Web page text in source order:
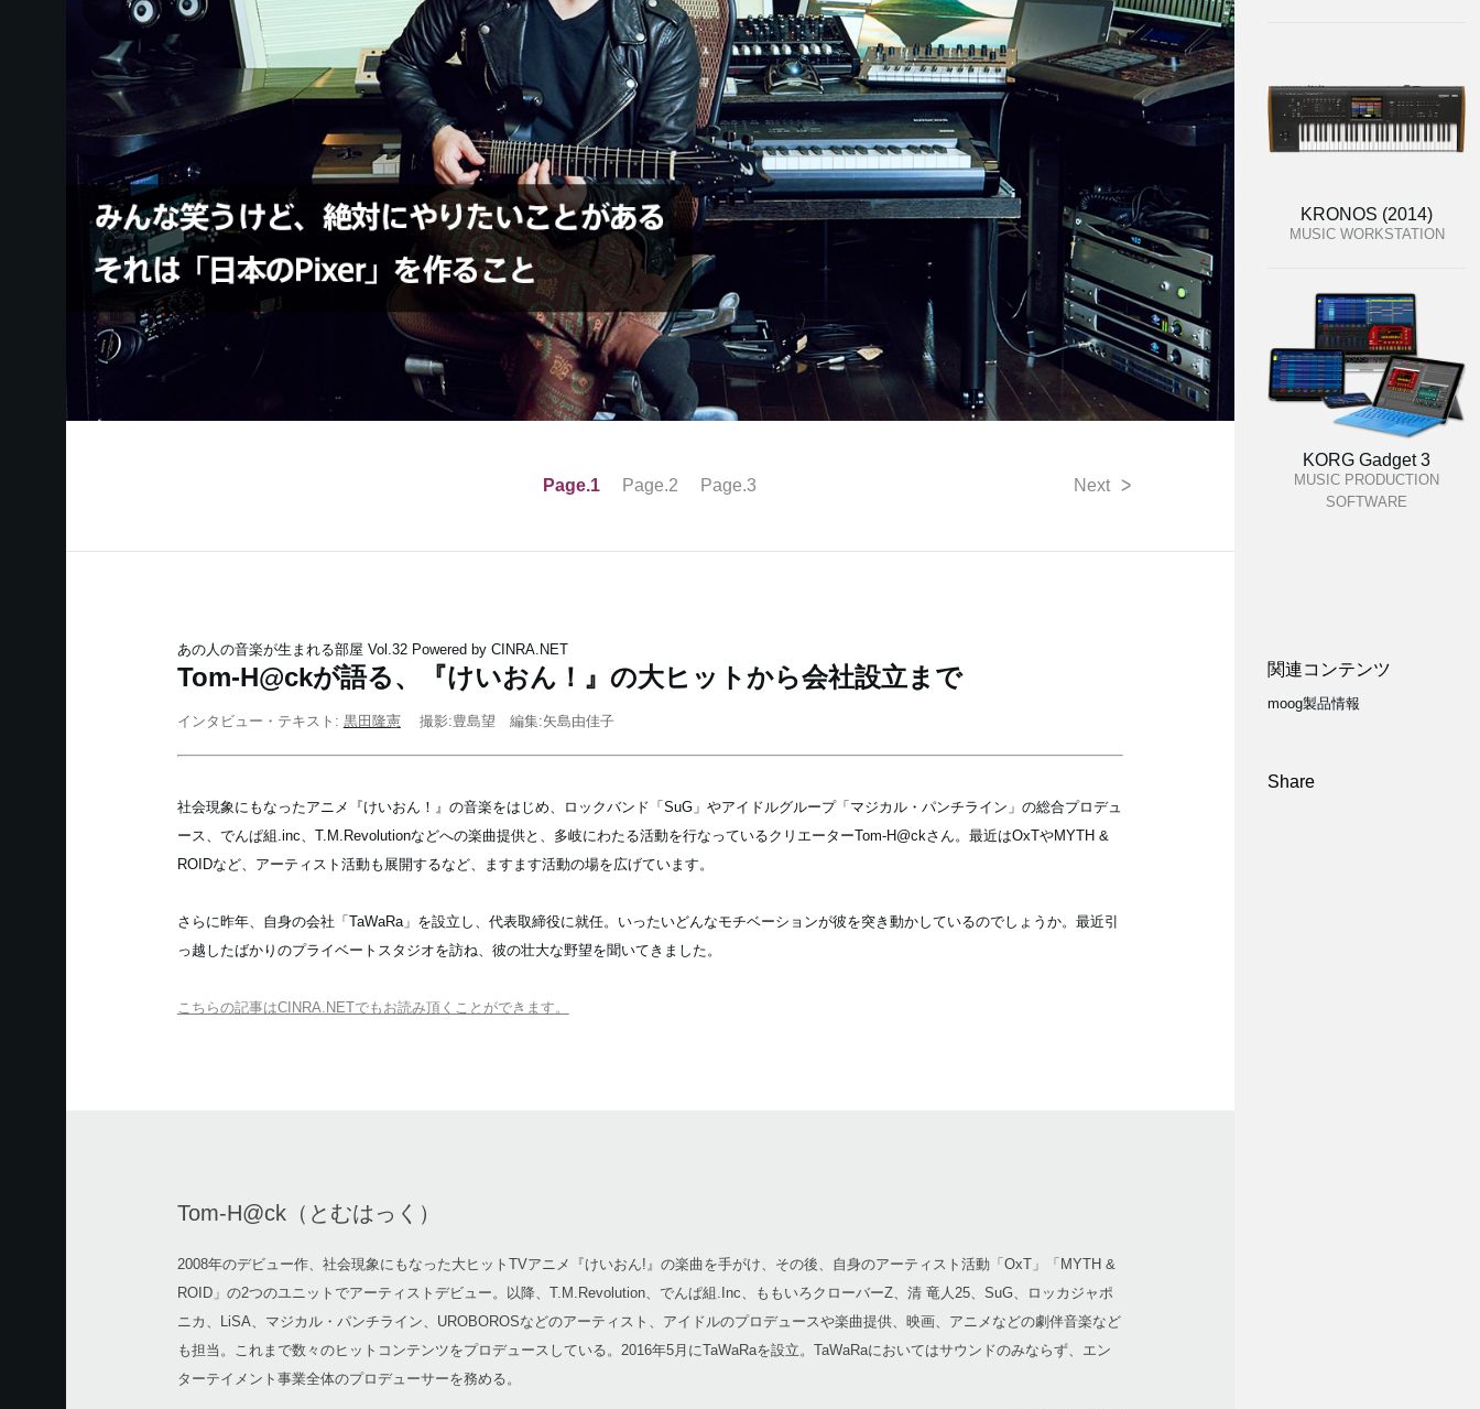
Page.1 Page.2 Page.3 Next >
あの人の音楽が生まれる部屋 Vol.32 Powered by CINRA.NET
Tom-H@ckが語る、『けいおん！』の大ヒットから会社設立まで
インタビュー・テキスト: 黒田隆憲 撮影:豊島望 編集:矢島由佳子
社会現象にもなったアニメ『けいおん！』の音楽をはじめ、ロックバンド「SuG」やアイドルグループ「マジカル・パンチライン」の総合プロデュ
ース、でんぱ組.inc、T.M.Revolutionなどへの楽曲提供と、多岐にわたる活動を行なっているクリエーターTom-H@ckさん。最近はOxTやMYTH &
ROIDなど、アーティスト活動も展開するなど、ますます活動の場を広げています。
さらに昨年、自身の会社「TaWaRa」を設立し、代表取締役に就任。いったいどんなモチベーションが彼を突き動かしているのでしょうか。最近引
っ越したばかりのプライベートスタジオを訪ね、彼の壮大な野望を聞いてきました。
こちらの記事はCINRA.NETでもお読み頂くことができます。
Tom-H@ck（とむはっく）
2008年のデビュー作、社会現象にもなった大ヒットTVアニメ『けいおん!』の楽曲を手がけ、その後、自身のアーティスト活動「OxT」「MYTH &
ROID」の2つのユニットでアーティストデビュー。以降、T.M.Revolution、でんぱ組.Inc、ももいろクローバーZ、清 竜人25、SuG、ロッカジャポ
ニカ、LiSA、マジカル・パンチライン、UROBOROSなどのアーティスト、アイドルのプロデュースや楽曲提供、映画、アニメなどの劇伴音楽など
も担当。これまで数々のヒットコンテンツをプロデュースしている。2016年5月にTaWaRaを設立。TaWaRaにおいてはサウンドのみならず、エン
ターテイメント事業全体のプロデューサーを務める。
KRONOS (2014)
MUSIC WORKSTATION
KORG Gadget 3
MUSIC PRODUCTION
SOFTWARE
関連コンテンツ
moog製品情報
Share